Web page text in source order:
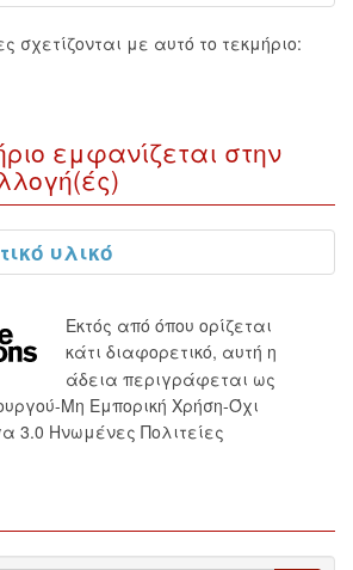
σχετίζονται με αυτό το τεκμήριο:
εμφανίζεται στην
υλικό
Εκτός από όπου ορίζεται
κάτι διαφορετικό, αυτή η
άδεια περιγράφεται ως
Μη Εμπορική Χρήση-Όχι
Ηνωμένες Πολιτείες